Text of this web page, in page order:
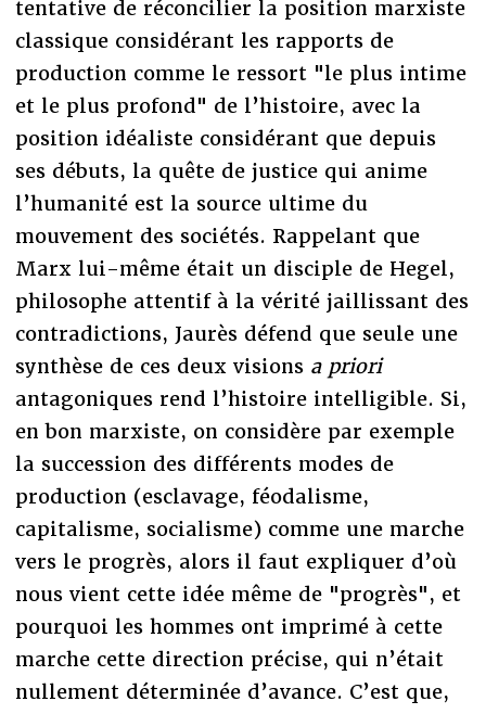
tentative de réconcilier la position marxiste
classique considérant les rapports de
production comme le ressort "le plus intime
et le plus profond" de l’histoire, avec la
position idéaliste considérant que depuis
ses débuts, la quête de justice qui anime
l’humanité est la source ultime du
mouvement des sociétés. Rappelant que
Marx lui-même était un disciple de Hegel,
philosophe attentif à la vérité jaillissant des
contradictions, Jaurès défend que seule une
synthèse de ces deux visions a priori
antagoniques rend l’histoire intelligible. Si,
en bon marxiste, on considère par exemple
la succession des différents modes de
production (esclavage, féodalisme,
capitalisme, socialisme) comme une marche
vers le progrès, alors il faut expliquer d’où
nous vient cette idée même de "progrès", et
pourquoi les hommes ont imprimé à cette
marche cette direction précise, qui n’était
nullement déterminée d’avance. C’est que,